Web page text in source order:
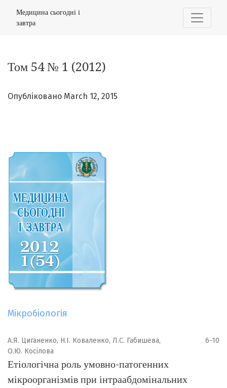
Медицина сьогодні і
завтра
Том 54 № 1 (2012)
Опубліковано March 12, 2015
Мікробіологія
А.Я. Циганенко, Н.І. Коваленко, Л.С. Габишева,
О.Ю. Косілова
6-10
Етіологічна роль умовно-патогенних
мікроорганізмів при інтраабдомінальних